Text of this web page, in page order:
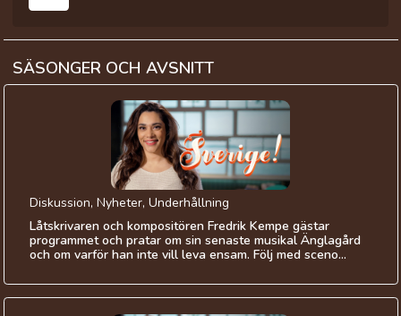
SÄSONGER OCH AVSNITT
Diskussion, Nyheter, Underhållning
Låtskrivaren och kompositören Fredrik Kempe gästar
programmet och pratar om sin senaste musikal Änglagård
och om varför han inte vill leva ensam. Följ med sceno...